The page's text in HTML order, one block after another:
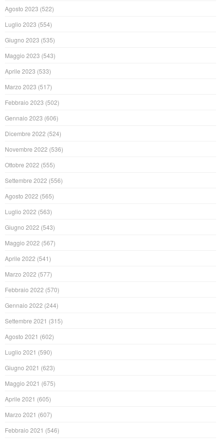
Agosto 2023 (522)
Luglio 2023 (554)
Giugno 2023 (535)
Maggio 2023 (543)
Aprile 2023 (533)
Marzo 2023 (517)
Febbraio 2023 (502)
Gennaio 2023 (606)
Dicembre 2022 (524)
Novembre 2022 (536)
Ottobre 2022 (555)
Settembre 2022 (556)
Agosto 2022 (565)
Luglio 2022 (563)
Giugno 2022 (543)
Maggio 2022 (567)
Aprile 2022 (541)
Marzo 2022 (577)
Febbraio 2022 (570)
Gennaio 2022 (244)
Settembre 2021 (315)
Agosto 2021 (602)
Luglio 2021 (590)
Giugno 2021 (623)
Maggio 2021 (675)
Aprile 2021 (605)
Marzo 2021 (607)
Febbraio 2021 (546)